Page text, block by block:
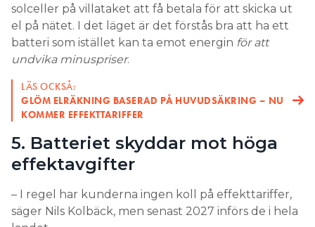
solceller på villataket att få betala för att skicka ut
el på nätet. I det läget är det förstås bra att ha ett
batteri som istället kan ta emot energin för att
undvika minuspriser.
LÄS OCKSÅ:
GLÖM ELRÄKNING BASERAD PÅ HUVUDSÄKRING – NU
KOMMER EFFEKTTARIFFER
5. Batteriet skyddar mot höga
effektavgifter
– I regel har kunderna ingen koll på effekttariffer,
säger Nils Kolbäck, men senast 2027 införs de i hela